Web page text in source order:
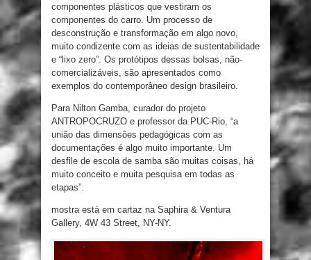
componentes plásticos que vestiram os
componentes do carro. Um processo de
desconstrução e transformação em algo novo,
muito condizente com as ideias de sustentabilidade
e “lixo zero”. Os protótipos dessas bolsas, não-
comercializáveis, são apresentados como
exemplos do contemporâneo design brasileiro.
Para Nilton Gamba, curador do projeto
ANTROPOCRUZO e professor da PUC-Rio, “a
união das dimensões pedagógicas com as
documentações é algo muito importante. Um
desfile de escola de samba são muitas coisas, há
muito conceito e muita pesquisa em todas as
etapas”.
mostra está em cartaz na Saphira & Ventura
Gallery, 4W 43 Street, NY-NY.